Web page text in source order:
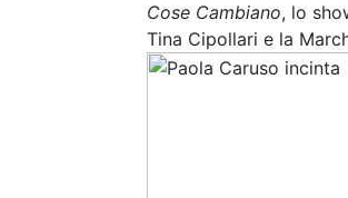
Cose Cambiano, lo
Tina Cipollari e la